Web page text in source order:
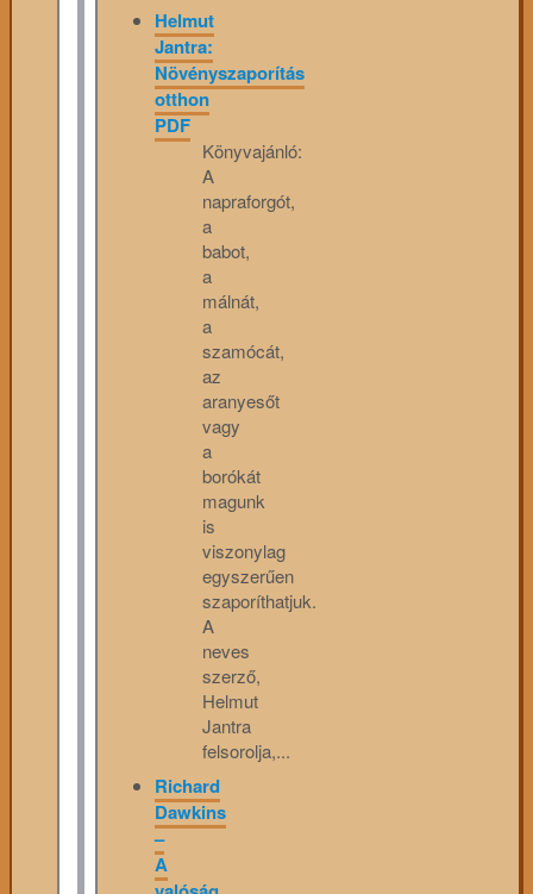
Helmut
Jantra:
Növényszaporítás
otthon
PDF
Könyvajánló:
A
napraforgót,
a
babot,
a
málnát,
a
szamócát,
az
aranyesőt
vagy
a
borókát
magunk
is
viszonylag
egyszerűen
szaporíthatjuk.
A
neves
szerző,
Helmut
Jantra
felsorolja,...
Richard
Dawkins
–
A